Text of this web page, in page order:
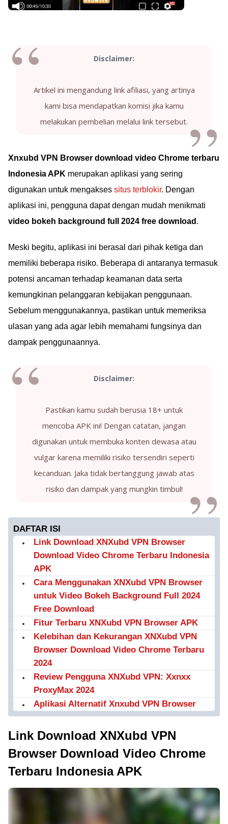
Disclaimer:
Artikel ini mengandung link afiliasi, yang artinya
kami bisa mendapatkan komisi jika kamu
melakukan pembelian melalui link tersebut.
Xnxubd VPN Browser download video Chrome terbaru
Indonesia APK merupakan aplikasi yang sering
digunakan untuk mengakses situs terblokir. Dengan
aplikasi ini, pengguna dapat dengan mudah menikmati
video bokeh background full 2024 free download .
Meski begitu, aplikasi ini berasal dari pihak ketiga dan
memiliki beberapa risiko. Beberapa di antaranya termasuk
potensi ancaman terhadap keamanan data serta
kemungkinan pelanggaran kebijakan penggunaan.
Sebelum menggunakannya, pastikan untuk memeriksa
ulasan yang ada agar lebih memahami fungsinya dan
dampak penggunaannya.
Disclaimer:
Pastikan kamu sudah berusia 18+ untuk
mencoba APK ini! Dengan catatan, jangan
digunakan untuk membuka konten dewasa atau
vulgar karena memiliki risiko tersendiri seperti
kecanduan. Jaka tidak bertanggung jawab atas
risiko dan dampak yang mungkin timbul!
DAFTAR ISI
Link Download XNXubd VPN Browser
Download Video Chrome Terbaru Indonesia
APK
Cara Menggunakan XNXubd VPN Browser
untuk Video Bokeh Background Full 2024
Free Download
Fitur Terbaru XNXubd VPN Browser APK
Kelebihan dan Kekurangan XNXubd VPN
Browser Download Video Chrome Terbaru
2024
Review Pengguna XNXubd VPN: Xxnxx
ProxyMax 2024
Aplikasi Alternatif Xnxubd VPN Browser
Link Download XNXubd VPN
Browser Download Video Chrome
Terbaru Indonesia APK